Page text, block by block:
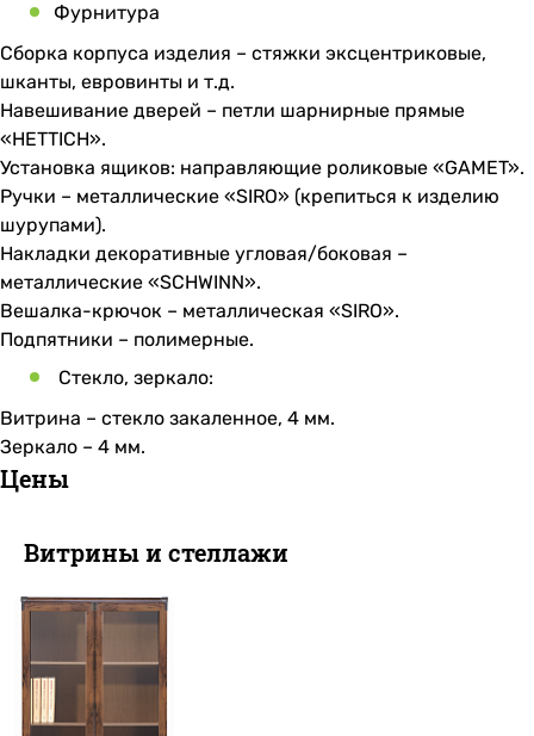
Фурнитура
Сборка корпуса изделия – стяжки эксцентриковые,
шканты, евровинты и т.д.
Навешивание дверей – петли шарнирные прямые
«HETTICH».
Установка ящиков: направляющие роликовые «GAMET».
Ручки – металлические «SIRO» (крепиться к изделию
шурупами).
Накладки декоративные угловая/боковая –
металлические «SCHWINN».
Вешалка-крючок – металлическая «SIRO».
Подпятники – полимерные.
Стекло, зеркало:
Витрина – стекло закаленное, 4 мм.
Зеркало – 4 мм.
Цены
Витрины и стеллажи